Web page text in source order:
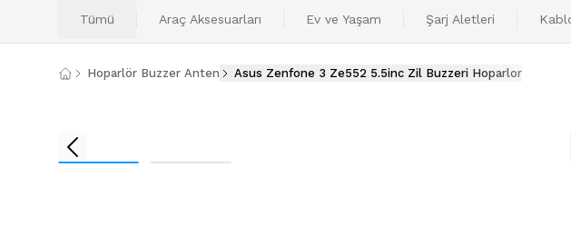
Tümü Araç Aksesuarları Ev ve Yaşam Şarj Aletleri
Hoparlör Buzzer Anten Asus Zenfone 3 Ze552 5.5inc Zil Buzzeri Hoparlor